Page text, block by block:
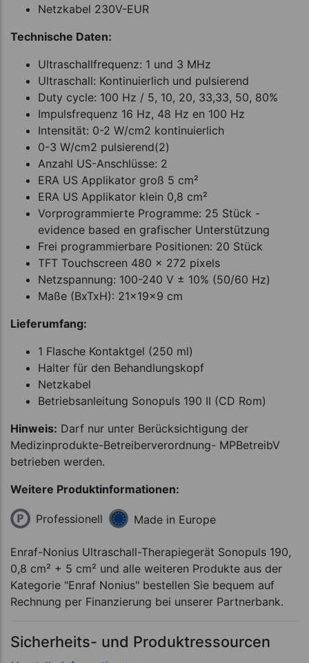
Netzkabel 230V-EUR
Technische Daten:
Ultraschallfrequenz: 1 und 3 MHz
Ultraschall: Kontinuierlich und pulsierend
Duty cycle: 100 Hz / 5, 10, 20, 33,33, 50, 80%
Impulsfrequenz 16 Hz, 48 Hz en 100 Hz
Intensität: 0-2 W/cm2 kontinuierlich
0-3 W/cm2 pulsierend(2)
Anzahl US-Anschlüsse: 2
ERA US Applikator groß 5 cm²
ERA US Applikator klein 0,8 cm²
Vorprogrammierte Programme: 25 Stück -
evidence based en grafischer Unterstützung
Frei programmierbare Positionen: 20 Stück
TFT Touchscreen 480 x 272 pixels
Netzspannung: 100-240 V ± 10% (50/60 Hz)
Maße (BxTxH): 21x19x9 cm
Lieferumfang:
1 Flasche Kontaktgel (250 ml)
Halter für den Behandlungskopf
Netzkabel
Betriebsanleitung Sonopuls 190 II (CD Rom)
Hinweis: Darf nur unter Berücksichtigung der
Medizinprodukte-Betreiberverordnung- MPBetreibV
betrieben werden.
Weitere Produktinformationen:
Professionell Made in Europe
Enraf-Nonius Ultraschall-Therapiegerät Sonopuls 190,
0,8 cm² + 5 cm² und alle weiteren Produkte aus der
Kategorie "Enraf Nonius" bestellen Sie bequem auf
Rechnung per Finanzierung bei unserer Partnerbank.
Sicherheits- und Produktressourcen